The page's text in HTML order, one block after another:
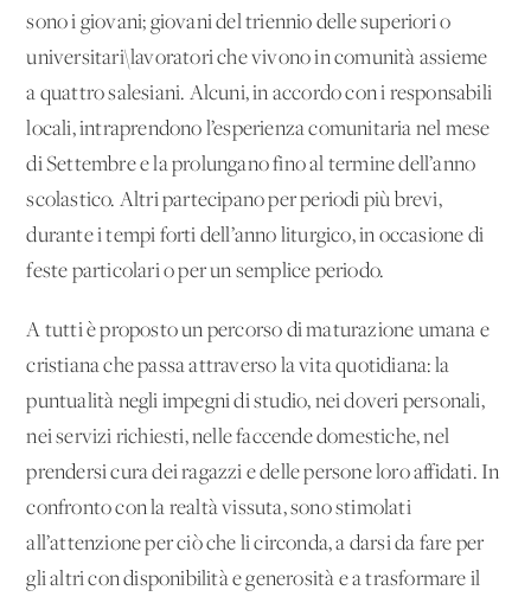
sono i giovani; giovani del triennio delle superiori o
universitari\lavoratori che vivono in comunità assieme
a quattro salesiani. Alcuni, in accordo con i responsabili
locali, intraprendono l’esperienza comunitaria nel mese
di Settembre e la prolungano fino al termine dell’anno
scolastico. Altri partecipano per periodi più brevi,
durante i tempi forti dell’anno liturgico, in occasione di
feste particolari o per un semplice periodo.
A tutti è proposto un percorso di maturazione umana e
cristiana che passa attraverso la vita quotidiana: la
puntualità negli impegni di studio, nei doveri personali,
nei servizi richiesti, nelle faccende domestiche, nel
prendersi cura dei ragazzi e delle persone loro affidati. In
confronto con la realtà vissuta, sono stimolati
all’attenzione per ciò che li circonda, a darsi da fare per
gli altri con disponibilità e generosità e a trasformare il